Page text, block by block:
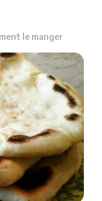
le manger